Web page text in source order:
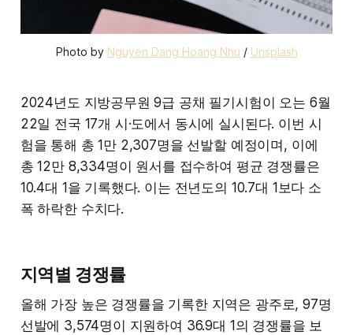
Photo by Nguyen Dang Hoang Nhu / Unsplash
2024년도 지방공무원 9급 공채 필기시험이 오는 6월
22일 전국 17개 시·도에서 동시에 실시된다. 이번 시
험을 통해 총 1만 2,307명을 선발할 예정이며, 이에
총 12만 8,334명이 원서를 접수하여 평균 경쟁률은
10.4대 1을 기록했다. 이는 전년도의 10.7대 1보다 소
폭 하락한 수치다.
지역별 경쟁률
올해 가장 높은 경쟁률을 기록한 지역은 광주로, 97명
선발에 3,574명이 지원하여 36.9대 1의 경쟁률을 보